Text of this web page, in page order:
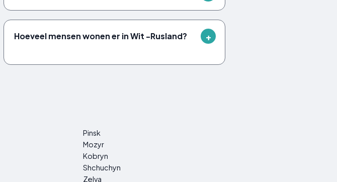
Hoeveel mensen wonen er in Wit -Rusland?
Pinsk
Mozyr
Kobryn
Shchuchyn
Zelva